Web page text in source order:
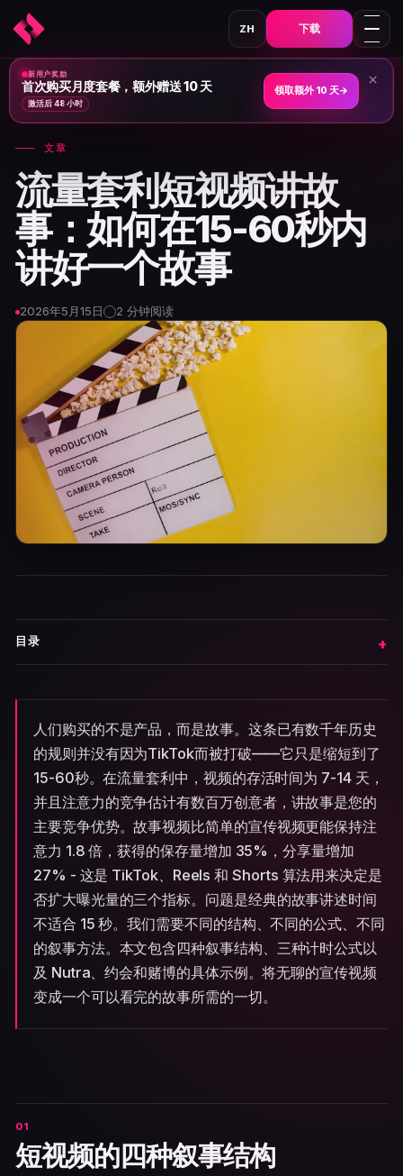
ZH 下载
首页›新闻与文章›
文章
流量套利短视频讲故
事：如何在15-60秒内
讲好一个故事
2026年5月15日 2 分钟阅读
目录
人们购买的不是产品，而是故事。这条已有数千年历史
的规则并没有因为TikTok而被打破——它只是缩短到了
15-60秒。在流量套利中，视频的存活时间为 7-14 天，
并且注意力的竞争估计有数百万创意者，讲故事是您的
主要竞争优势。故事视频比简单的宣传视频更能保持注
意力 1.8 倍，获得的保存量增加 35%，分享量增加
27% - 这是 TikTok、Reels 和 Shorts 算法用来决定是
否扩大曝光量的三个指标。问题是经典的故事讲述时间
不适合 15 秒。我们需要不同的结构、不同的公式、不同
的叙事方法。本文包含四种叙事结构、三种计时公式以
及 Nutra、约会和赌博的具体示例。将无聊的宣传视频
变成一个可以看完的故事所需的一切。
短视频的四种叙事结构
新用户奖励
首次购买月度套餐，额外赠送 10 天
激活后 48 小时
领取额外 10 天→
×